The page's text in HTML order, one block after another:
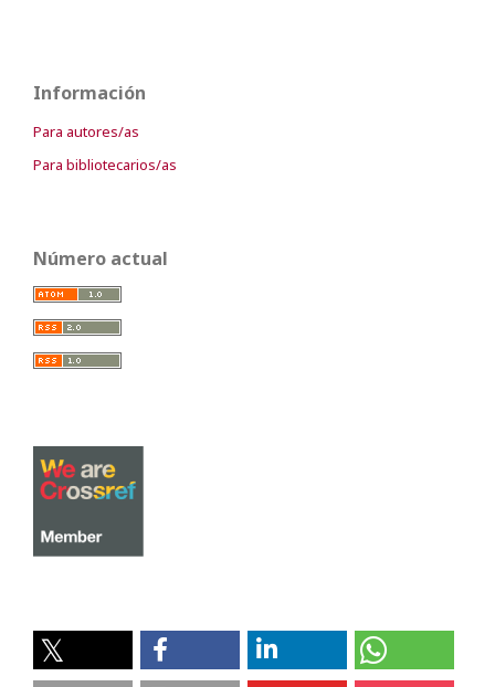
Información
Para autores/as
Para bibliotecarios/as
Número actual